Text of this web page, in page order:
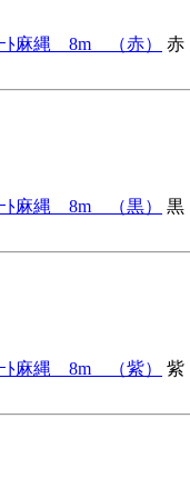
ﾄ麻縄 8m （赤）
赤
ﾄ麻縄 8m （黒）
黒
ﾄ麻縄 8m （紫）
紫